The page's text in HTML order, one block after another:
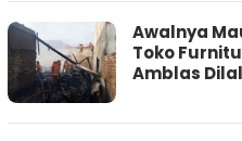
Awalnya
Toko
Amblas